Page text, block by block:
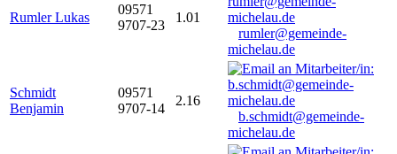
Rumler Lukas
09571
9707-23
1.01
rumler@gemeinde-
michelau.de
Schmidt
Benjamin
09571
9707-14
2.16
b.schmidt@gemeinde-
michelau.de